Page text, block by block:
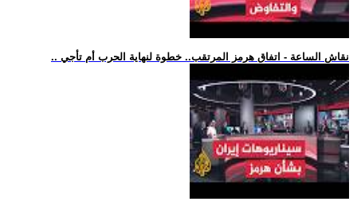
.. نقاش الساعة - اتفاق هرمز المرتقب.. خطوة لنهاية الحرب أم تأجي